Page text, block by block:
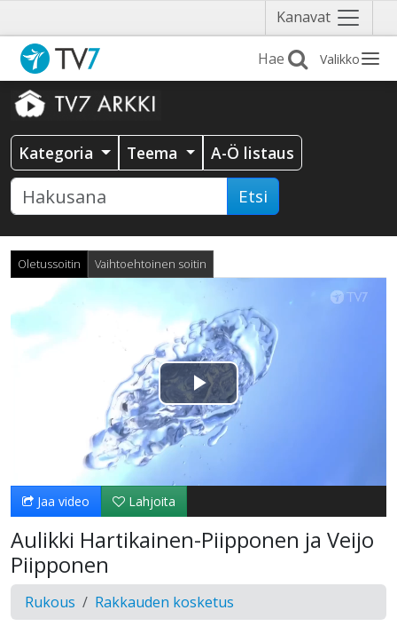
Kanavat Näytä
valikko
Valikko
Kategoria Teema A-Ö listaus
Etsi
Oletussoitin Vaihtoehtoinen soitin
Toista
Video
Jaa video Lahjoita
Aulikki Hartikainen-Piipponen ja Veijo
Piipponen
Rukous Rakkauden kosketus